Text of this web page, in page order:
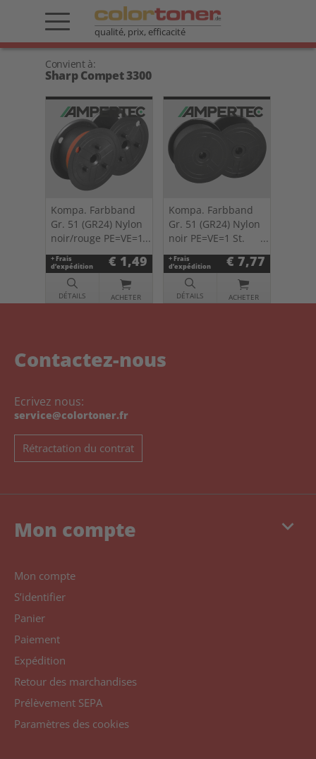
qualité, prix, efficacité
Convient à:
Sharp Compet 3300
Kompa. Farbband
Gr. 51 (GR24) Nylon
noir/rouge PE=VE=1
St. 0051.04
+ Frais
d’expédition
€ 1,49
DÉTAILS ACHETER
Kompa. Farbband
Gr. 51 (GR24) Nylon
noir PE=VE=1 St.
0051.03
+ Frais
d’expédition
€ 7,77
DÉTAILS ACHETER
Contactez-nous
Ecrivez nous:
service@colortoner.fr
Rétractation du contrat
keyboard_arrow_down
Mon compte
Mon compte
S’identifier
Panier
Paiement
Expédition
Retour des marchandises
Prélèvement SEPA
Paramètres des cookies